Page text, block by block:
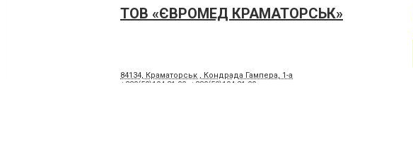
ТОВ «ЄВРОМЕД КРАМАТОРСЬК»
84134, Краматорськ , Кондрада Гампера, 1-а
+380(50)104-31-00
+380(50)104-21-00